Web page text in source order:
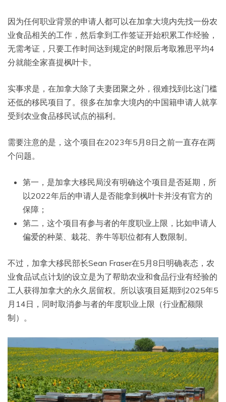
因为任何职业背景的申请人都可以在加拿大境内先找一份农
业食品相关的工作，然后拿到工作签证开始积累工作经验，
无需考证，只要工作时间达到规定的时限后考取雅思平均4
分就能全家喜提枫叶卡。
实事求是，在加拿大除了夫妻团聚之外，很难找到比这门槛
还低的移民项目了。很多在加拿大境内的中国籍申请人就享
受到农业食品移民试点的福利。
需要注意的是，这个项目在2023年5月8日之前一直存在两
个问题。
第一，是加拿大移民局没有明确这个项目是否延期，所
以2022年后的申请人是否能拿到枫叶卡并没有官方的
保障；
第二，这个项目有参与者的年度职业上限，比如申请人
偏爱的种菜、栽花、养牛等职位都有人数限制。
不过，加拿大移民部长Sean Fraser在5月8日明确表态，农
业食品试点计划的设立是为了帮助农业和食品行业有经验的
工人获得加拿大的永久居留权。所以该项目延期到2025年5
月14日，同时取消参与者的年度职业上限（行业配额限
制）。